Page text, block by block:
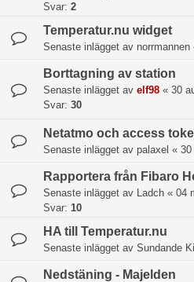
Svar: 2
Temperatur.nu widget
Senaste inlägget av norrmannen
Borttagning av station
Senaste inlägget av elf98 « 30
Svar: 30
Netatmo och access
Senaste inlägget av palaxel « 30
Rapportera från Fibaro
Senaste inlägget av Ladch « 04
Svar: 10
HA till Temperatur.nu
Senaste inlägget av Sundande
Nedstäning - Majelden